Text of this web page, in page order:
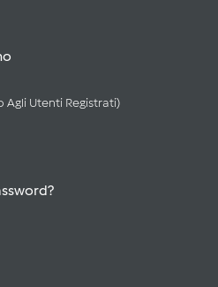
Agli Utenti Registrati)